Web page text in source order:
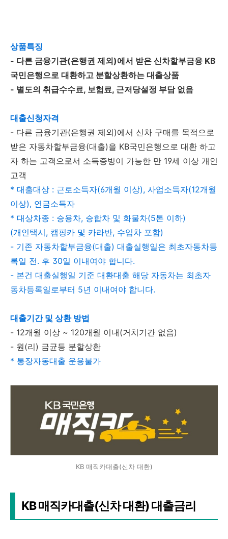
상품특징
- 다른 금융기관(은행권 제외)에서 받은 신차할부금융 KB
국민은행으로 대환하고 분할상환하는 대출상품
- 별도의 취급수수료, 보험료, 근저당설정 부담 없음
대출신청자격
- 다른 금융기관(은행권 제외)에서 신차 구매를 목적으로
받은 자동차할부금융(대출)을 KB국민은행으로 대환 하고
자 하는 고객으로서 소득증빙이 가능한 만 19세 이상 개인
고객
* 대출대상 : 근로소득자(6개월 이상), 사업소득자(12개월
이상), 연금소득자
* 대상차종 : 승용차, 승합차 및 화물차(5톤 이하)
(개인택시, 캠핑카 및 카라반, 수입차 포함)
- 기존 자동차할부금융(대출) 대출실행일은 최초자동차등
록일 전. 후 30일 이내여야 합니다.
- 본건 대출실행일 기준 대환대출 해당 자동차는 최초자
동차등록일로부터 5년 이내여야 합니다.
대출기간 및 상환 방법
- 12개월 이상 ~ 120개월 이내(거치기간 없음)
- 원(리) 금균등 분할상환
* 통장자동대출 운용불가
KB 매직카대출(신차 대환)
KB 매직카대출(신차 대환) 대출금리